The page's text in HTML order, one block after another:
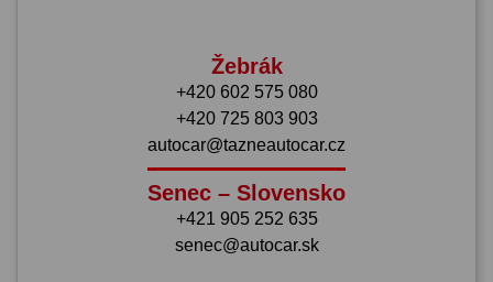
Žebrák
+420 602 575 080
+420 725 803 903
autocar@tazneautocar.cz
Senec – Slovensko
+421 905 252 635
senec@autocar.sk